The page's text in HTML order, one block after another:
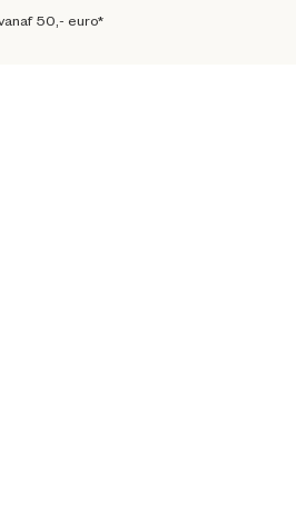
50,- euro*